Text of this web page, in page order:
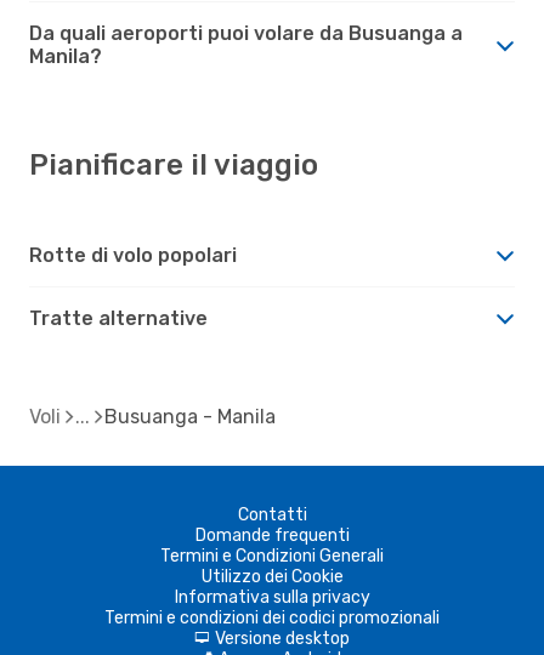
Da quali aeroporti puoi volare da Busuanga a
Manila?
Pianificare il viaggio
Rotte di volo popolari
Tratte alternative
Voli Busuanga - Manila
Contatti
Domande frequenti
Termini e Condizioni Generali
Utilizzo dei Cookie
Informativa sulla privacy
Termini e condizioni dei codici promozionali
d Versione desktop